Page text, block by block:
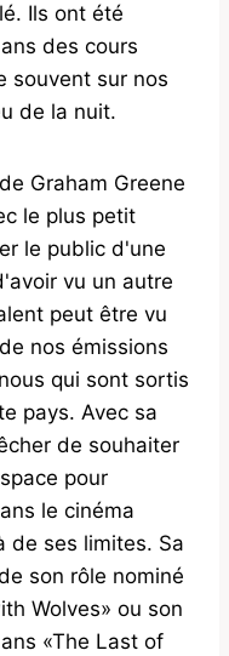
Ils ont été
des cours
souvent sur nos
de la nuit.
Graham Greene
le plus petit
le public d'une
vu un autre
peut être vu
nos émissions
qui sont sortis
pays. Avec sa
de souhaiter
pour
le cinéma
de ses limites. Sa
son rôle nominé
Wolves» ou son
«The Last of